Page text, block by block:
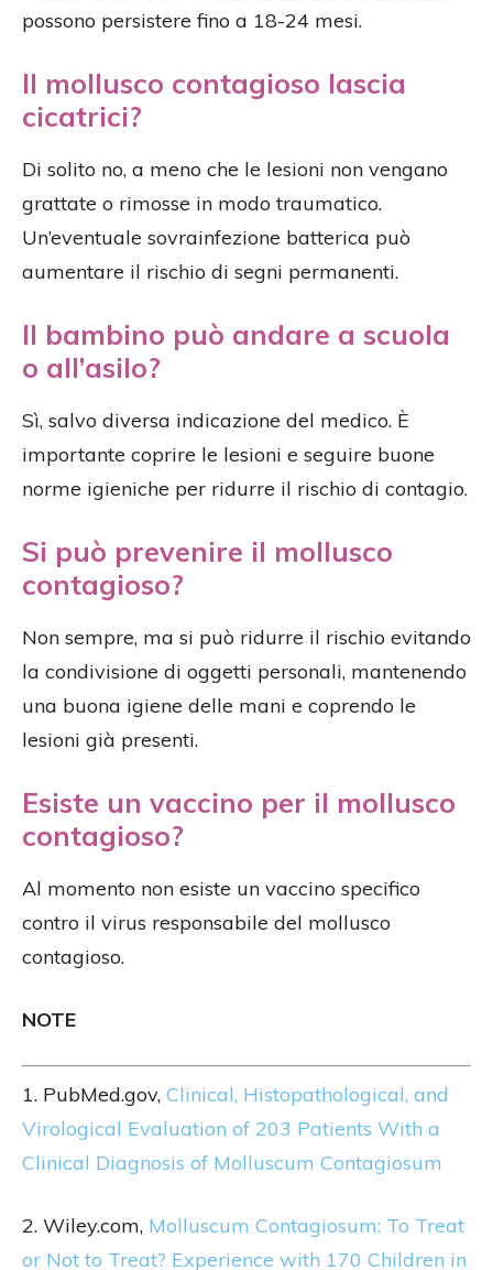
possono persistere fino a 18-24 mesi.
Il mollusco contagioso lascia
cicatrici?
Di solito no, a meno che le lesioni non vengano
grattate o rimosse in modo traumatico.
Un’eventuale sovrainfezione batterica può
aumentare il rischio di segni permanenti.
Il bambino può andare a scuola
o all’asilo?
Sì, salvo diversa indicazione del medico. È
importante coprire le lesioni e seguire buone
norme igieniche per ridurre il rischio di contagio.
Si può prevenire il mollusco
contagioso?
Non sempre, ma si può ridurre il rischio evitando
la condivisione di oggetti personali, mantenendo
una buona igiene delle mani e coprendo le
lesioni già presenti.
Esiste un vaccino per il mollusco
contagioso?
Al momento non esiste un vaccino specifico
contro il virus responsabile del mollusco
contagioso.
NOTE
1. PubMed.gov, Clinical, Histopathological, and
Virological Evaluation of 203 Patients With a
Clinical Diagnosis of Molluscum Contagiosum
2. Wiley.com, Molluscum Contagiosum: To Treat
or Not to Treat? Experience with 170 Children in